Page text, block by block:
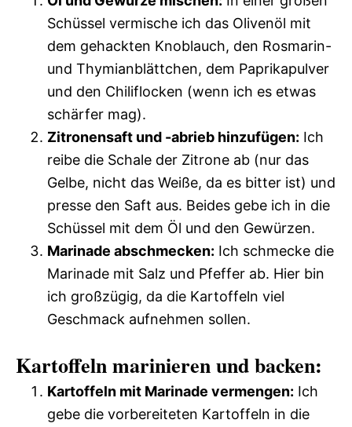
Schüssel vermische ich das Olivenöl mit
dem gehackten Knoblauch, den Rosmarin-
und Thymianblättchen, dem Paprikapulver
und den Chiliflocken (wenn ich es etwas
schärfer mag).
Zitronensaft und -abrieb hinzufügen: Ich
reibe die Schale der Zitrone ab (nur das
Gelbe, nicht das Weiße, da es bitter ist) und
presse den Saft aus. Beides gebe ich in die
Schüssel mit dem Öl und den Gewürzen.
Marinade abschmecken: Ich schmecke die
Marinade mit Salz und Pfeffer ab. Hier bin
ich großzügig, da die Kartoffeln viel
Geschmack aufnehmen sollen.
Kartoffeln marinieren und backen:
Kartoffeln mit Marinade vermengen: Ich
gebe die vorbereiteten Kartoffeln in die